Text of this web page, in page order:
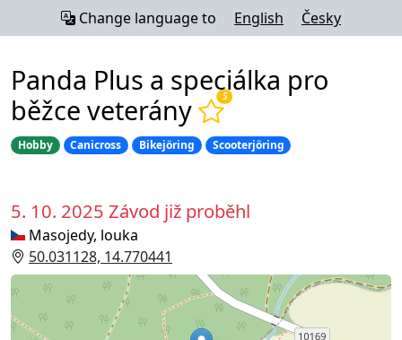
Change language to English Česky
Panda Plus a speciálka pro
běžce veterány
5
Hobby Canicross Bikejöring Scooterjöring
5. 10. 2025 Závod již proběhl
Masojedy, louka
50.031128, 14.770441